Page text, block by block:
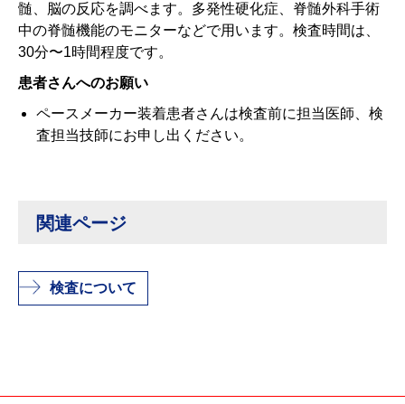
髄、脳の反応を調べます。多発性硬化症、脊髄外科手術
中の脊髄機能のモニターなどで用います。検査時間は、
30分〜1時間程度です。
患者さんへのお願い
ペースメーカー装着患者さんは検査前に担当医師、検
査担当技師にお申し出ください。
関連ページ
検査について